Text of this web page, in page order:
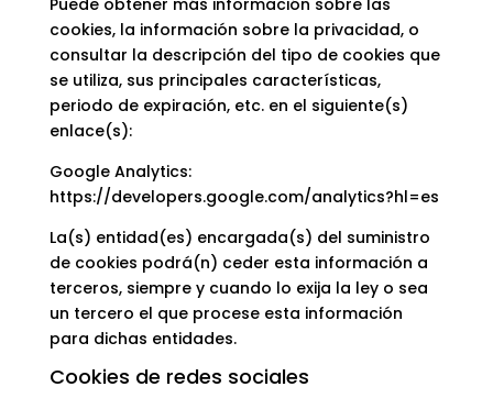
Puede obtener más información sobre las
cookies, la información sobre la privacidad, o
consultar la descripción del tipo de cookies que
se utiliza, sus principales características,
periodo de expiración, etc. en el siguiente(s)
enlace(s):
Google Analytics:
https://developers.google.com/analytics?hl=es
La(s) entidad(es) encargada(s) del suministro
de cookies podrá(n) ceder esta información a
terceros, siempre y cuando lo exija la ley o sea
un tercero el que procese esta información
para dichas entidades.
Cookies de redes sociales